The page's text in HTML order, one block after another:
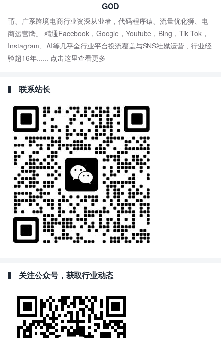
GOD
莆、广系跨境电商行业资深从业者，代码程序猿、流量优化狮、电
商运营鹰。 精通Facebook，Google，Youtube，Bing，Tik Tok，
Instagram、AI等几乎全行业平台投流覆盖与SNS社媒运营，行业经
验超16年...... 点击这里查看更多
联系站长
关注公众号，获取行业动态